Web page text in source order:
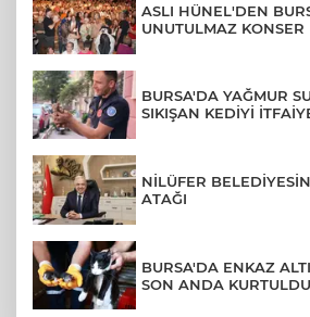
ASLI HÜNEL'DEN
UNUTULMAZ KONSER
BURSA'DA YAĞMUR
SIKIŞAN KEDİYİ
NİLÜFER
ATAĞI
BURSA'DA ENKAZ
SON ANDA